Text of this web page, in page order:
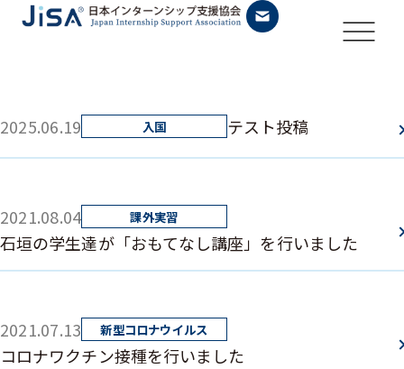
2025.06.19 テスト投稿
2021.08.04
石垣の学生達が「おもてなし講座」を行いました
2021.07.13
コロナワクチン接種を行いました